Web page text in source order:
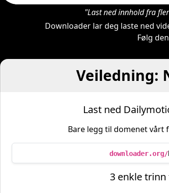
"Last ned innhold fra
Downloader lar deg laste ned
Følg
Veiledning:
Last ned
Bare legg til domenet vårt
downloader.org/
3 enkle